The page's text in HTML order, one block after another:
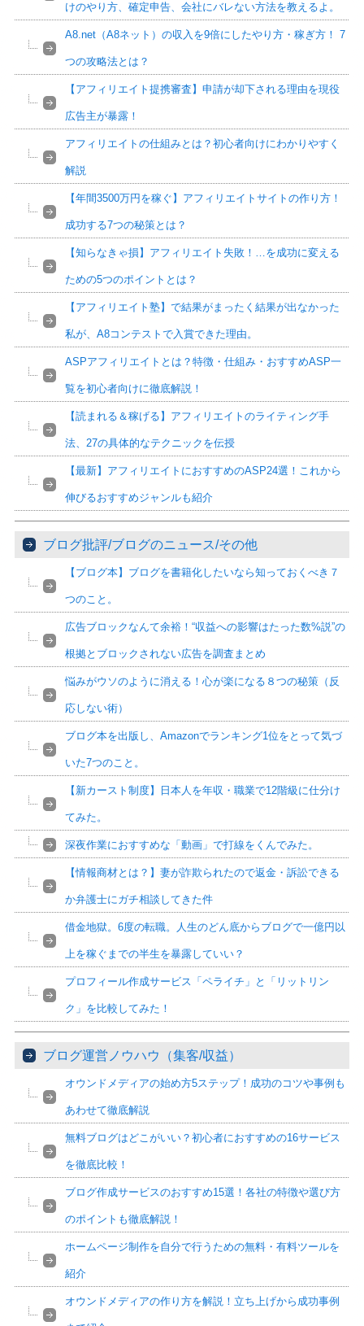
けのやり方、確定申告、会社にバレない方法を教えるよ。
A8.net（A8ネット）の収入を9倍にしたやり方・稼ぎ方！ 7
つの攻略法とは？
【アフィリエイト提携審査】申請が却下される理由を現役
広告主が暴露！
アフィリエイトの仕組みとは？初心者向けにわかりやすく
解説
【年間3500万円を稼ぐ】アフィリエイトサイトの作り方！
成功する7つの秘策とは？
【知らなきゃ損】アフィリエイト失敗！…を成功に変える
ための5つのポイントとは？
【アフィリエイト塾】で結果がまったく結果が出なかった
私が、A8コンテストで入賞できた理由。
ASPアフィリエイトとは？特徴・仕組み・おすすめASP一
覧を初心者向けに徹底解説！
【読まれる＆稼げる】アフィリエイトのライティング手
法、27の具体的なテクニックを伝授
【最新】アフィリエイトにおすすめのASP24選！これから
伸びるおすすめジャンルも紹介
ブログ批評/ブログのニュース/その他
【ブログ本】ブログを書籍化したいなら知っておくべき７
つのこと。
広告ブロックなんて余裕！“収益への影響はたった数%説”の
根拠とブロックされない広告を調査まとめ
悩みがウソのように消える！心が楽になる８つの秘策（反
応しない術）
ブログ本を出版し、Amazonでランキング1位をとって気づ
いた7つのこと。
【新カースト制度】日本人を年収・職業で12階級に仕分け
てみた。
深夜作業におすすめな「動画」で打線をくんでみた。
【情報商材とは？】妻が詐欺られたので返金・訴訟できる
か弁護士にガチ相談してきた件
借金地獄。6度の転職。人生のどん底からブログで一億円以
上を稼ぐまでの半生を暴露していい？
プロフィール作成サービス「ペライチ」と「リットリン
ク」を比較してみた！
ブログ運営ノウハウ（集客/収益）
オウンドメディアの始め方5ステップ！成功のコツや事例も
あわせて徹底解説
無料ブログはどこがいい？初心者におすすめの16サービス
を徹底比較！
ブログ作成サービスのおすすめ15選！各社の特徴や選び方
のポイントも徹底解説！
ホームページ制作を自分で行うための無料・有料ツールを
紹介
オウンドメディアの作り方を解説！立ち上げから成功事例